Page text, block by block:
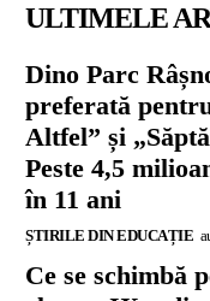
ULTIMELE
Dino Parc
preferată
Altfel” și
Peste 4,5
în 11 ani
ȘTIRILE DIN EDUCAȚIE
Ce se schimbă